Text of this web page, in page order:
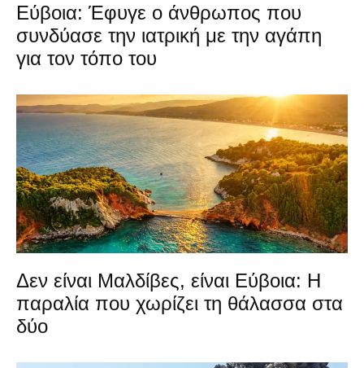
Εύβοια: Έφυγε ο άνθρωπος που
συνδύασε την ιατρική με την αγάπη
για τον τόπο του
Δεν είναι Μαλδίβες, είναι Εύβοια: Η
παραλία που χωρίζει τη θάλασσα στα
δύο